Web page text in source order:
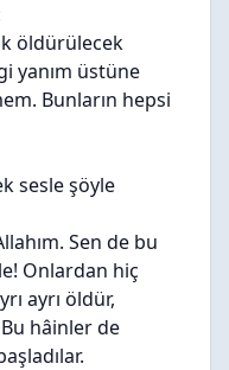
öldürülecek
yanım üstüne
Bunların hepsi
sesle şöyle
Sen de bu
Onlardan hiç
ayrı öldür,
hâinler de